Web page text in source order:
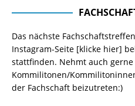
Das nächste
Instagram-Seite [klicke hier]
stattfinden. Nehmt auch gerne
Kommilitonen/
der Fachschaft beizutreten:)